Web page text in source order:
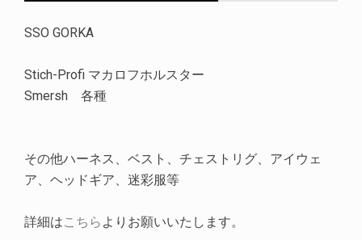
SSO GORKA
Stich-Profi マカロフホルスター
Smersh 各種
その他ハーネス、ベスト、チェストリグ、アイウェ
ア、ヘッドギア、迷彩服等
詳細はこちら よりお願いいたします。